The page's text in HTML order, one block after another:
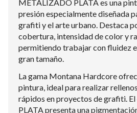
METALIZADO PLATA es una
presión especialmente diseñada
grafiti y el arte urbano. Destaca
cobertura, intensidad de color y
permitiendo trabajar con fluidez
gran tamaño.
La gama Montana Hardcore
pintura, ideal para realizar
rápidos en proyectos de grafiti.
PLATA presenta una